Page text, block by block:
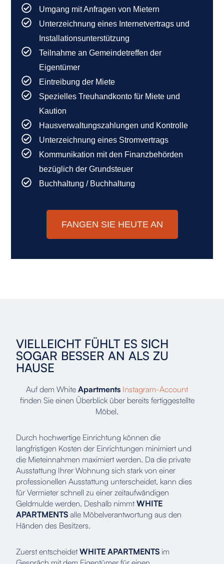
Umgang mit Anfragen von Mietern
Unterzeichnung eines Internetvertrags und
Installationsunterstützung
Teilnahme an Gemeindetreffen der
Eigentümer
Eintreibung der Miete
Spezielles Treuhandkonto für Miete und
Kaution
Hausverwaltungszahlungen und Kontrolle
Unterzeichnung eines Stromvertrags
Kommunikation mit den Finanzbehörden
bezüglich der Grundsteuer
Buchhaltung / Buchhaltung
FANGEN SIE HEUTE AN
VIELLEICHT FÜHLT ES SICH
SOGAR BESSER AN ALS ZU
HAUSE
Auf dem White Apartments Instagram-Account
finden Sie einen Überblick über bereits fertiggestellte
Möbel.
Durch hochwertige Einrichtung können die
langfristigen Kosten der Einrichtungen minimiert und
die Mieteinnahmen maximiert werden. Da die private
Ausstattung Ihrer Wohnung sich stark von einer
professionellen Ausstattung unterscheidet, kann dies
für Vermieter schnell zu einer zeitaufwändigen
Geldmulde werden. Deshalb nimmtWHITE
APARTMENTS alle Möbelverantwortung aus den
Händen des Besitzers.
Zuerst entscheidetWHITE APARTMENTS im